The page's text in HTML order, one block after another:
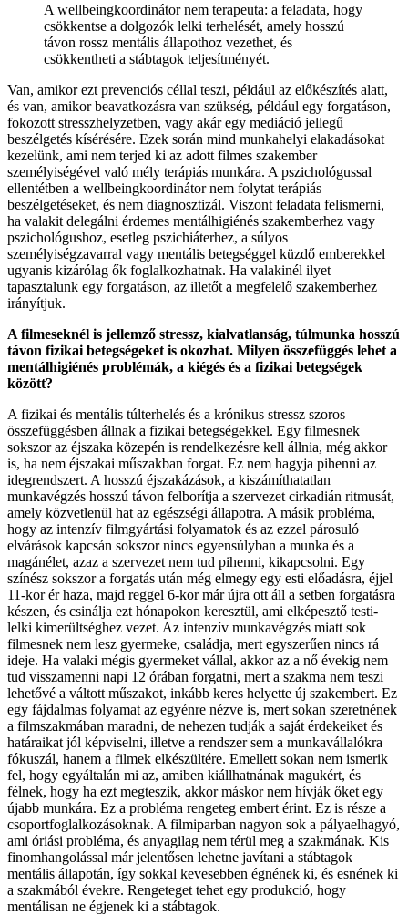
A wellbeingkoordinátor nem terapeuta: a feladata, hogy
csökkentse a dolgozók lelki terhelését, amely hosszú
távon rossz mentális állapothoz vezethet, és
csökkentheti a stábtagok teljesítményét.
Van, amikor ezt prevenciós céllal teszi, például az előkészítés alatt,
és van, amikor beavatkozásra van szükség, például egy forgatáson,
fokozott stresszhelyzetben, vagy akár egy mediáció jellegű
beszélgetés kísérésére. Ezek során mind munkahelyi elakadásokat
kezelünk, ami nem terjed ki az adott filmes szakember
személyiségével való mély terápiás munkára. A pszichológussal
ellentétben a wellbeingkoordinátor nem folytat terápiás
beszélgetéseket, és nem diagnosztizál. Viszont feladata felismerni,
ha valakit delegálni érdemes mentálhigiénés szakemberhez vagy
pszichológushoz, esetleg pszichiáterhez, a súlyos
személyiségzavarral vagy mentális betegséggel küzdő emberekkel
ugyanis kizárólag ők foglalkozhatnak. Ha valakinél ilyet
tapasztalunk egy forgatáson, az illetőt a megfelelő szakemberhez
irányítjuk.
A filmeseknél is jellemző stressz, kialvatlanság, túlmunka hosszú
távon fizikai betegségeket is okozhat. Milyen összefüggés lehet a
mentálhigiénés problémák, a kiégés és a fizikai betegségek
között?
A fizikai és mentális túlterhelés és a krónikus stressz szoros
összefüggésben állnak a fizikai betegségekkel. Egy filmesnek
sokszor az éjszaka közepén is rendelkezésre kell állnia, még akkor
is, ha nem éjszakai műszakban forgat. Ez nem hagyja pihenni az
idegrendszert. A hosszú éjszakázások, a kiszámíthatatlan
munkavégzés hosszú távon felborítja a szervezet cirkadián ritmusát,
amely közvetlenül hat az egészségi állapotra. A másik probléma,
hogy az intenzív filmgyártási folyamatok és az ezzel párosuló
elvárások kapcsán sokszor nincs egyensúlyban a munka és a
magánélet, azaz a szervezet nem tud pihenni, kikapcsolni. Egy
színész sokszor a forgatás után még elmegy egy esti előadásra, éjjel
11-kor ér haza, majd reggel 6-kor már újra ott áll a setben forgatásra
készen, és csinálja ezt hónapokon keresztül, ami elképesztő testi-
lelki kimerültséghez vezet. Az intenzív munkavégzés miatt sok
filmesnek nem lesz gyermeke, családja, mert egyszerűen nincs rá
ideje. Ha valaki mégis gyermeket vállal, akkor az a nő évekig nem
tud visszamenni napi 12 órában forgatni, mert a szakma nem teszi
lehetővé a váltott műszakot, inkább keres helyette új szakembert. Ez
egy fájdalmas folyamat az egyénre nézve is, mert sokan szeretnének
a filmszakmában maradni, de nehezen tudják a saját érdekeiket és
határaikat jól képviselni, illetve a rendszer sem a munkavállalókra
fókuszál, hanem a filmek elkészültére. Emellett sokan nem ismerik
fel, hogy egyáltalán mi az, amiben kiállhatnának magukért, és
félnek, hogy ha ezt megteszik, akkor máskor nem hívják őket egy
újabb munkára. Ez a probléma rengeteg embert érint. Ez is része a
csoportfoglalkozásoknak. A filmiparban nagyon sok a pályaelhagyó,
ami óriási probléma, és anyagilag nem térül meg a szakmának. Kis
finomhangolással már jelentősen lehetne javítani a stábtagok
mentális állapotán, így sokkal kevesebben égnének ki, és esnének ki
a szakmából évekre. Rengeteget tehet egy produkció, hogy
mentálisan ne égjenek ki a stábtagok.